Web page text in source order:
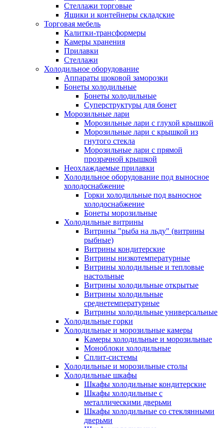
Стеллажи торговые
Ящики и контейнеры складские
Торговая мебель
Калитки-трансформеры
Камеры хранения
Прилавки
Стеллажи
Холодильное оборудование
Аппараты шоковой заморозки
Бонеты холодильные
Бонеты холодильные
Суперструктуры для бонет
Морозильные лари
Морозильные лари с глухой крышкой
Морозильные лари с крышкой из
гнутого стекла
Морозильные лари с прямой
прозрачной крышкой
Неохлаждаемые прилавки
Холодильное оборудование под выносное
холодоснабжение
Горки холодильные под выносное
холодоснабжение
Бонеты морозильные
Холодильные витрины
Витрины "рыба на льду" (витрины
рыбные)
Витрины кондитерские
Витрины низкотемпературные
Витрины холодильные и тепловые
настольные
Витрины холодильные открытые
Витрины холодильные
среднетемпературные
Витрины холодильные универсальные
Холодильные горки
Холодильные и морозильные камеры
Камеры холодильные и морозильные
Моноблоки холодильные
Сплит-системы
Холодильные и морозильные столы
Холодильные шкафы
Шкафы холодильные кондитерские
Шкафы холодильные с
металлическими дверьми
Шкафы холодильные со стеклянными
дверьми